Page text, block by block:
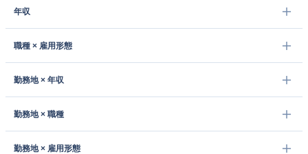
年収
職種 × 雇用形態
勤務地 × 年収
勤務地 × 職種
勤務地 × 雇用形態